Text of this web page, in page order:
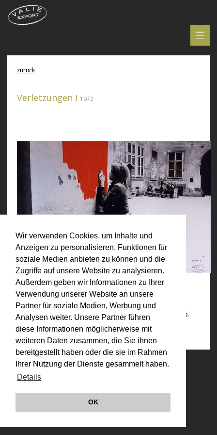
Wir verwenden Cookies, um Inhalte und
Anzeigen zu personalisieren, Funktionen für
soziale Medien anbieten zu können und die
Zugriffe auf unsere Website zu analysieren.
Außerdem geben wir Informationen zu Ihrer
Verwendung unserer Website an unsere
Partner für soziale Medien, Werbung und
Analysen weiter. Unsere Partner führen
diese Informationen möglicherweise mit
weiteren Daten zusammen, die Sie ihnen
bereitgestellt haben oder die sie im Rahmen
Ihrer Nutzung der Dienste gesammelt haben.
Details
OK
zurück
Verletzungen I 1972
Kategorien:
1970-1979 (Auswahl) , Körperkonfigurationen 1972, 1974, 1976,
1982
Werke
© VALIE EXPORT 2026
Impressum |